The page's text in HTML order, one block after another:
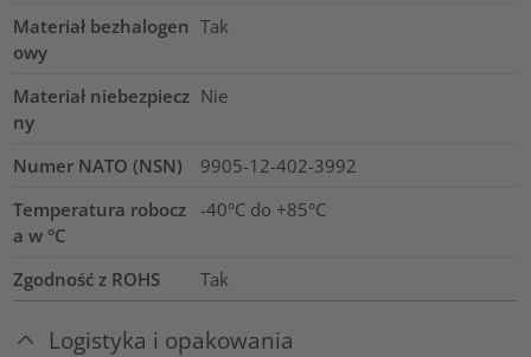
Materiał bezhalogen
owy
Tak
Materiał niebezpiecz
ny
Nie
Numer NATO (NSN)
9905-12-402-3992
Temperatura robocz
a w °C
-40°C do +85°C
Zgodność z ROHS Tak
Logistyka i opakowania